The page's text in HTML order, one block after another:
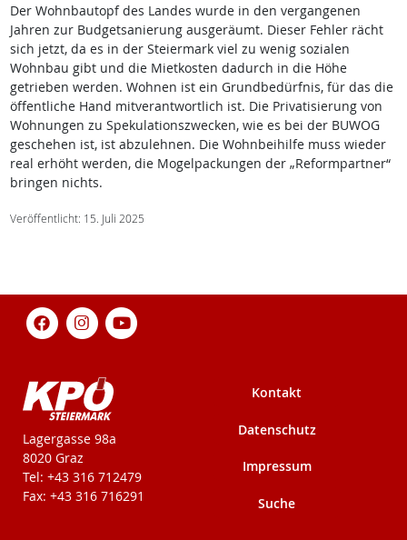
Der Wohnbautopf des Landes wurde in den vergangenen
Jahren zur Budgetsanierung ausgeräumt. Dieser Fehler rächt
sich jetzt, da es in der Steiermark viel zu wenig sozialen
Wohnbau gibt und die Mietkosten dadurch in die Höhe
getrieben werden. Wohnen ist ein Grundbedürfnis, für das die
öffentliche Hand mitverantwortlich ist. Die Privatisierung von
Wohnungen zu Spekulationszwecken, wie es bei der BUWOG
geschehen ist, ist abzulehnen. Die Wohnbeihilfe muss wieder
real erhöht werden, die Mogelpackungen der „Reformpartner“
bringen nichts.
Veröffentlicht: 15. Juli 2025
KPÖ-Steiermark
Lagergasse 98a
8020 Graz
Tel: +43 316 712479
Fax: +43 316 716291
Kontakt
Datenschutz
Impressum
Suche